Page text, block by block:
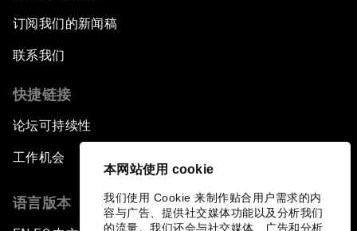
本网站使用 cookie
我们使用 Cookie 来制作贴合用户需求的内
容与广告、提供社交媒体功能以及分析我们
的流量。我们还会与社交媒体、广告和分析
订阅我们的新闻稿
联系我们
快捷链接
论坛可持续性
工作机会
语言版本